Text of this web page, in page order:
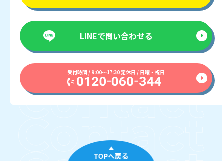
LINEで問い合わせる
受付時間 / 9:00〜17:30 定休日 / 日曜・祝日
TOPへ戻る